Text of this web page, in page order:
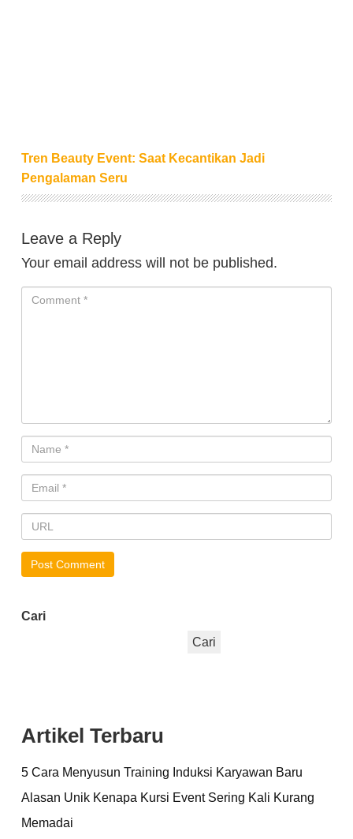
Tren Beauty Event: Saat Kecantikan Jadi
Pengalaman Seru
Leave a Reply
Your email address will not be published.
Cari
Cari
Artikel Terbaru
5 Cara Menyusun Training Induksi Karyawan Baru
Alasan Unik Kenapa Kursi Event Sering Kali Kurang
Memadai